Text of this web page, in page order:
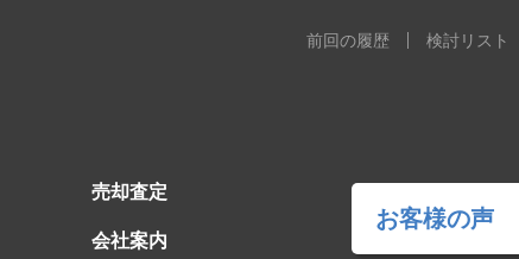
前回の履歴 検討リスト
売却査定
会社案内
お客様の声